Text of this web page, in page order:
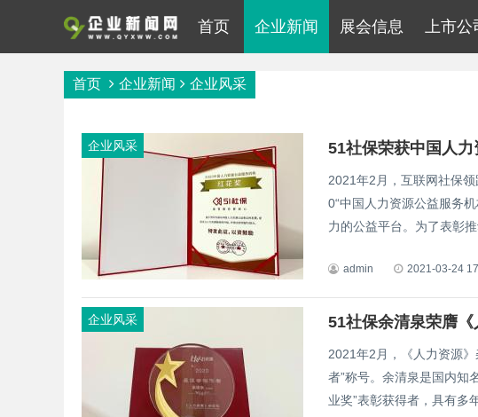
首页 企业新闻 展会信息 上市公
首页 企业新闻 企业风采
企业风采 51社保荣获中国人
2021年2月，互联网社保
0“中国人力资源公益服务
力的公益平台。为了表彰推
admin 2021-03-24
企业风采 51社保余清泉荣膺
2021年2月，《人力资源
者”称号。余清泉是国内知
业奖”表彰获得者，具有多